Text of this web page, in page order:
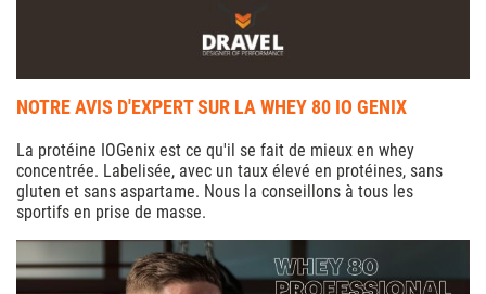
NOTRE AVIS D'EXPERT SUR LA WHEY 80 IO GENIX
La protéine IOGenix est ce qu'il se fait de mieux en whey
concentrée. Labelisée, avec un taux élevé en protéines, sans
gluten et sans aspartame. Nous la conseillons à tous les
sportifs en prise de masse.